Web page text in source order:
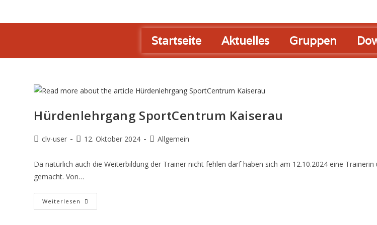
Startseite Aktuelles Gruppen
Hürdenlehrgang SportCentrum Kaiserau
clv-user 12. Oktober 2024 Allgemein
Da natürlich auch die Weiterbildung der Trainer nicht fehlen darf haben sich am 12.10.2024 eine
gemacht. Von…
Weiterlesen